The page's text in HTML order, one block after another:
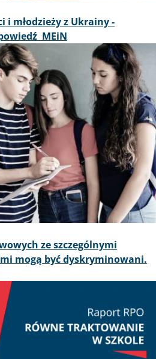
i młodzieży z Ukrainy -
MEiN
ze szczególnymi
mogą być dyskryminowani.